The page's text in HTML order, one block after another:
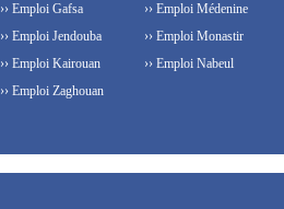
›› Emploi Gafsa
›› Emploi Jendouba
›› Emploi Kairouan
›› Emploi Médenine
›› Emploi Monastir
›› Emploi Nabeul
›› Emploi Zaghouan